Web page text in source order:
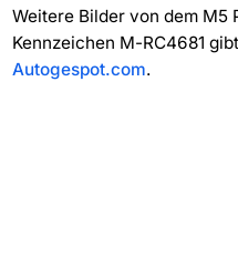
Weitere Bilder von dem M5
Kennzeichen M-RC4681
Autogespot.com.